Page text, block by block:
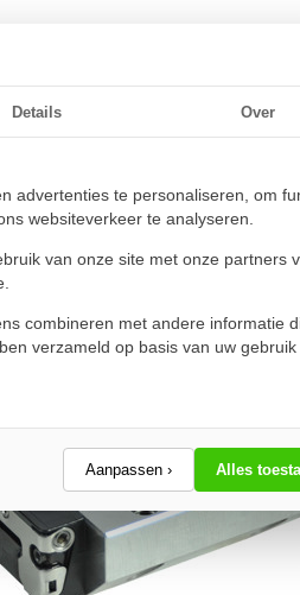
Details Over
advertenties te personaliseren, om
websiteverkeer te analyseren.
van onze site met onze partners
combineren met andere informatie
verzameld op basis van uw gebruik
Aanpassen › Alles